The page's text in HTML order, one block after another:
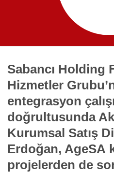
Sabancı Holding
Hizmetler
entegrasyon
doğrultusunda
Kurumsal Satış
Erdoğan, AgeSA
projelerden de